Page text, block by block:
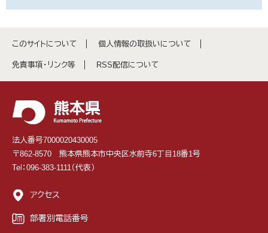
このサイトについて 個人情報の取扱いについて
免責事項・リンク等 RSS配信について
法人番号7000020430005
〒862-8570 熊本県熊本市中央区水前寺6丁目18番1号
Tel：096-383-1111（代表）
アクセス
部署別電話番号